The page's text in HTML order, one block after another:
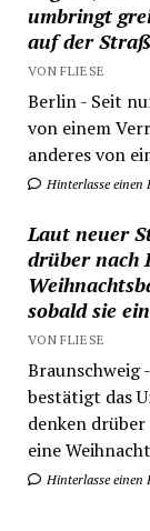
umbringt
auf der
VON FLIESE
Berlin - Seit
von einem
anderes von
Hinterlasse einen
Laut neuer
drüber nach
sobald sie
VON FLIESE
Braunschweig
bestätigt das
denken
eine
Hinterlasse einen